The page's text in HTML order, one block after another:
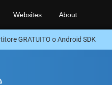
Websites About
GRATUITO o Android SDK